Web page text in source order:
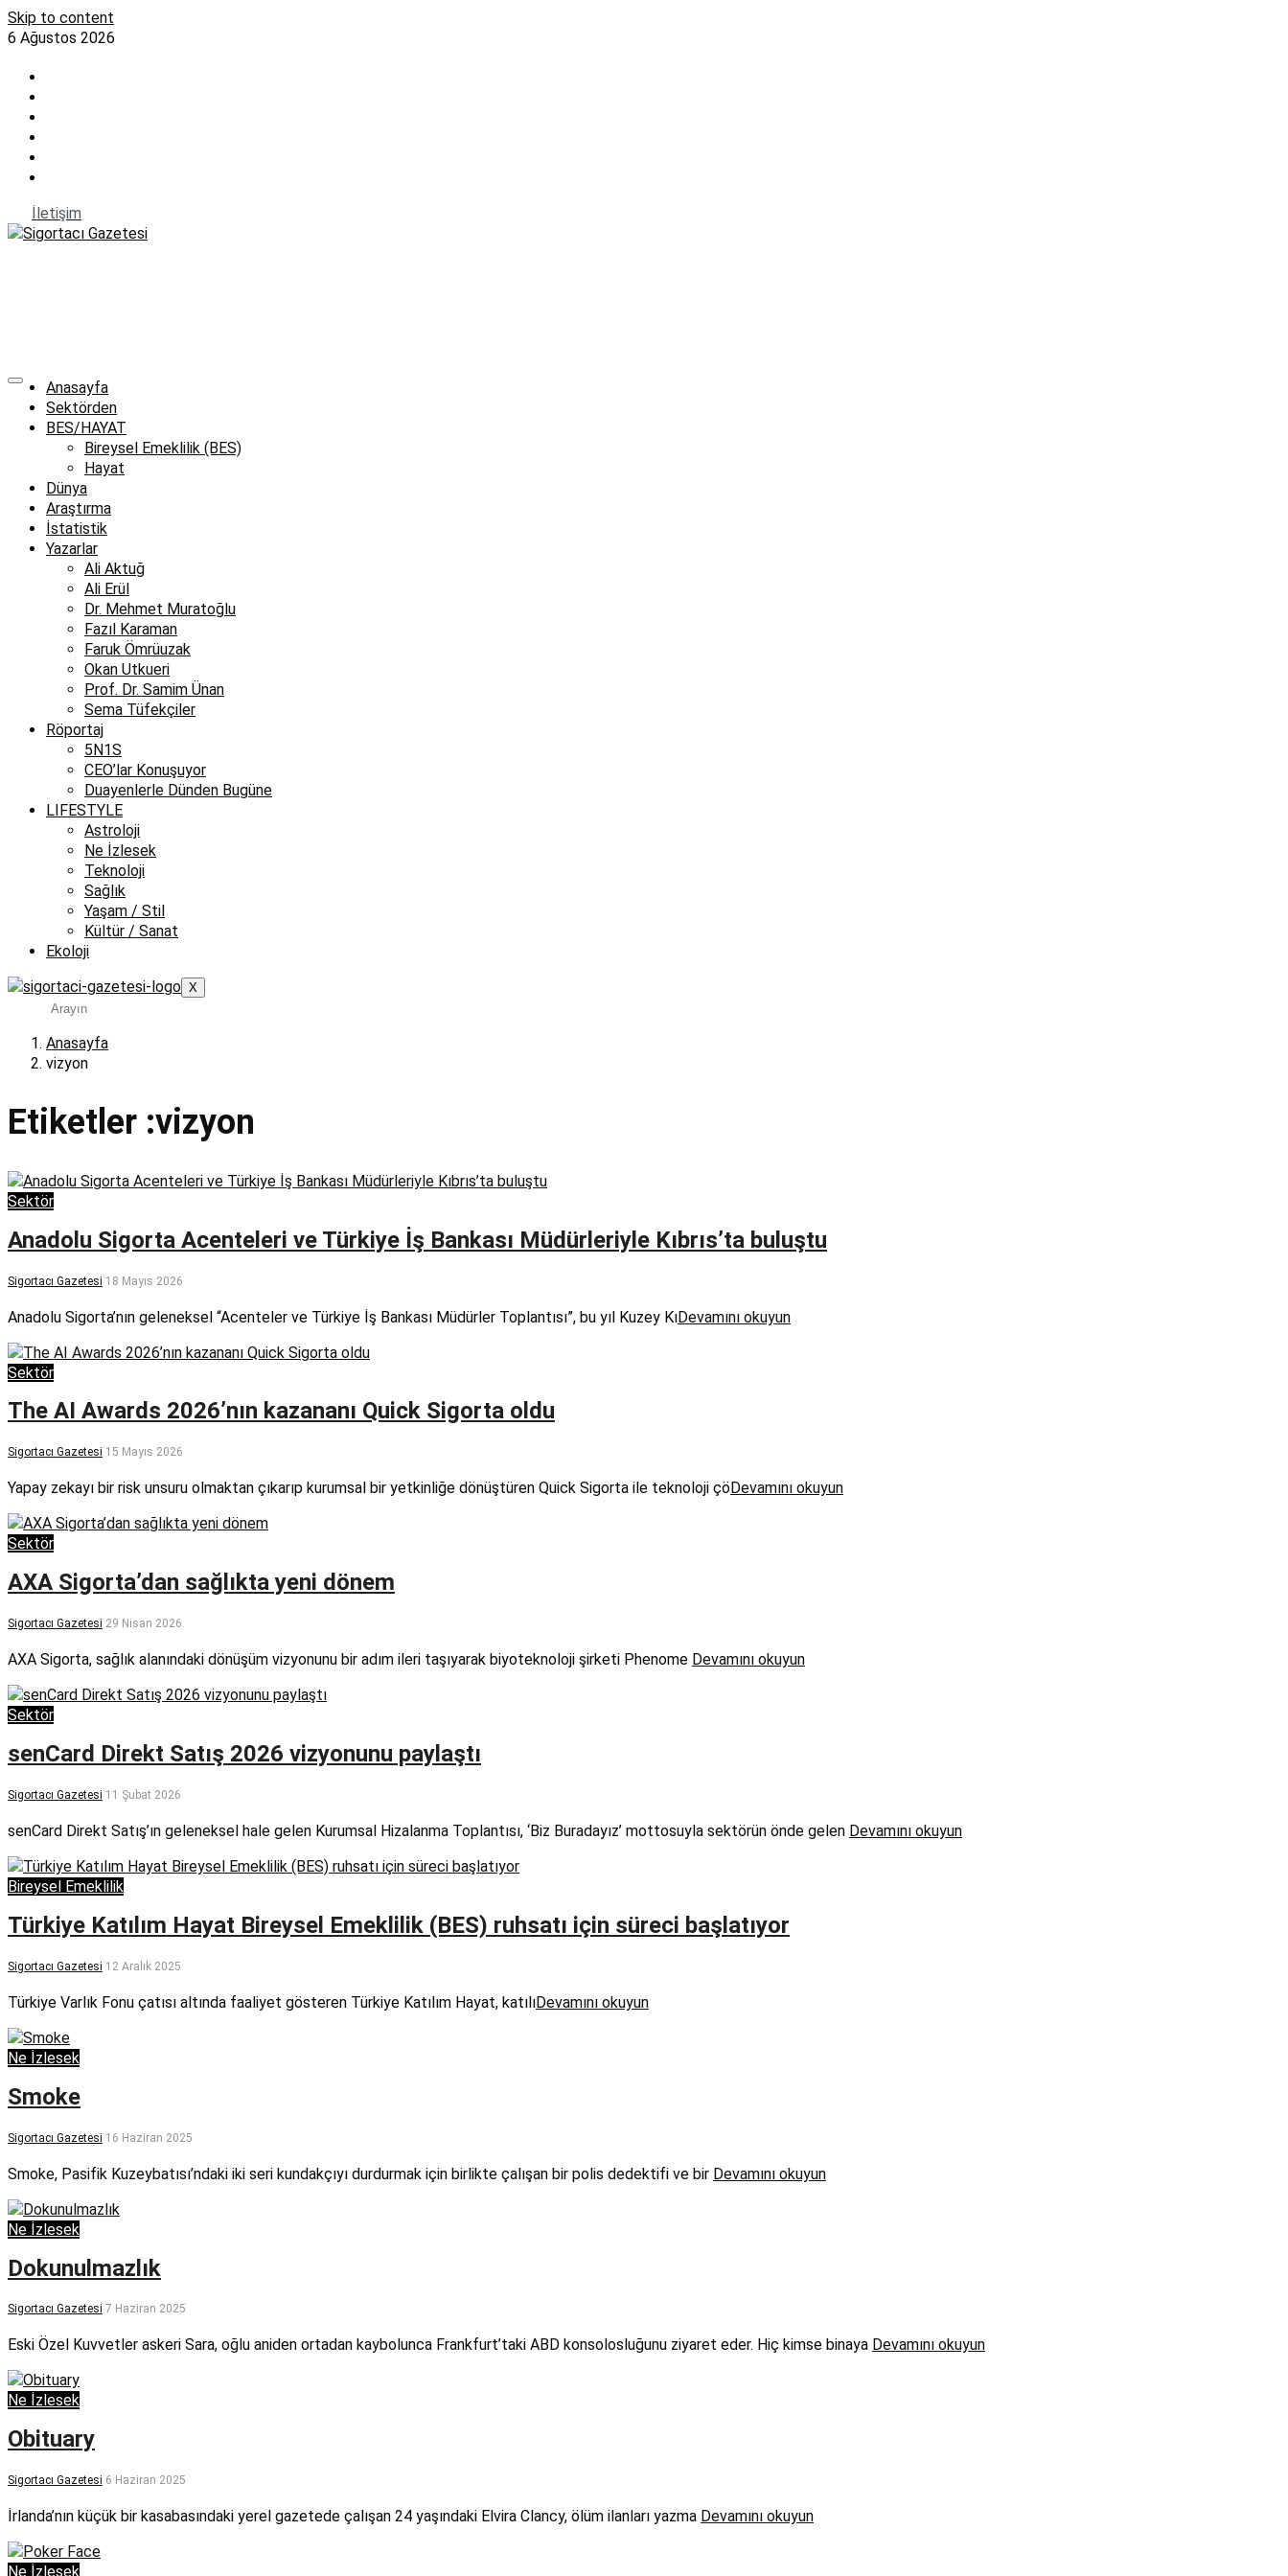
Skip to content
6 Ağustos 2026
İletişim
Anasayfa
Sektörden
BES/HAYAT
Bireysel Emeklilik (BES)
Hayat
Dünya
Araştırma
İstatistik
Yazarlar
Ali Aktuğ
Ali Erül
Dr. Mehmet Muratoğlu
Fazıl Karaman
Faruk Ömrüuzak
Okan Utkueri
Prof. Dr. Samim Ünan
Sema Tüfekçiler
Röportaj
5N1S
CEO’lar Konuşuyor
Duayenlerle Dünden Bugüne
LIFESTYLE
Astroloji
Ne İzlesek
Teknoloji
Sağlık
Yaşam / Stil
Kültür / Sanat
Ekoloji
X
Anasayfa
vizyon
Etiketler :vizyon
Sektör
Anadolu Sigorta Acenteleri ve Türkiye İş Bankası Müdürleriyle Kıbrıs’ta buluştu
Sigortacı Gazetesi 18 Mayıs 2026
Anadolu Sigorta’nın geleneksel “Acenteler ve Türkiye İş Bankası Müdürler Toplantısı”, bu yıl Kuzey KıDevamını okuyun
Sektör
The AI Awards 2026’nın kazananı Quick Sigorta oldu
Sigortacı Gazetesi 15 Mayıs 2026
Yapay zekayı bir risk unsuru olmaktan çıkarıp kurumsal bir yetkinliğe dönüştüren Quick Sigorta ile teknoloji çöDevamını okuyun
Sektör
AXA Sigorta’dan sağlıkta yeni dönem
Sigortacı Gazetesi 29 Nisan 2026
AXA Sigorta, sağlık alanındaki dönüşüm vizyonunu bir adım ileri taşıyarak biyoteknoloji şirketi Phenome Devamını okuyun
Sektör
senCard Direkt Satış 2026 vizyonunu paylaştı
Sigortacı Gazetesi 11 Şubat 2026
senCard Direkt Satış’ın geleneksel hale gelen Kurumsal Hizalanma Toplantısı, ‘Biz Buradayız’ mottosuyla sektörün önde gelen Devamını okuyun
Bireysel Emeklilik
Türkiye Katılım Hayat Bireysel Emeklilik (BES) ruhsatı için süreci başlatıyor
Sigortacı Gazetesi 12 Aralık 2025
Türkiye Varlık Fonu çatısı altında faaliyet gösteren Türkiye Katılım Hayat, katılıDevamını okuyun
Ne İzlesek
Smoke
Sigortacı Gazetesi 16 Haziran 2025
Smoke, Pasifik Kuzeybatısı’ndaki iki seri kundakçıyı durdurmak için birlikte çalışan bir polis dedektifi ve bir Devamını okuyun
Ne İzlesek
Dokunulmazlık
Sigortacı Gazetesi 7 Haziran 2025
Eski Özel Kuvvetler askeri Sara, oğlu aniden ortadan kaybolunca Frankfurt’taki ABD konsolosluğunu ziyaret eder. Hiç kimse binaya Devamını okuyun
Ne İzlesek
Obituary
Sigortacı Gazetesi 6 Haziran 2025
İrlanda’nın küçük bir kasabasındaki yerel gazetede çalışan 24 yaşındaki Elvira Clancy, ölüm ilanları yazma Devamını okuyun
Ne İzlesek